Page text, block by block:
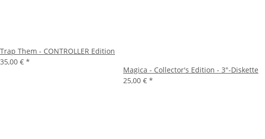
Trap Them - CONTROLLER Edition
35,00 € *
Magica - Collector's Edition - 3"-Diskette
25,00 € *